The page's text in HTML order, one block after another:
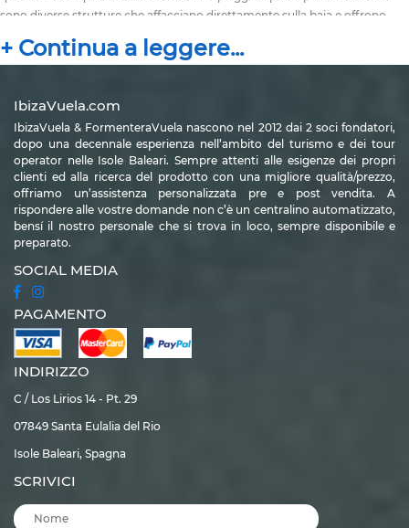
sono diverse strutture che affacciano direttamente sulla baia e offrono
Ibizasenza spendere per forza cifre esagerate. Troviamo infatti anche
considerati di solito i più economici.
piccoli complessi diappartamenti Cala Llonga Ibiza. Si tratta diresidence e
aparthotel con servizi simili a quelli di un hotel, comereception e piscina
con solarium . In questo caso la vera differenza è la possibilità di avere a
disposizione un angolo cottura in camera.
Vacanze in familia, Cala Llonga
Ibiza è la soluzione ideale
Soprattutto grazie alla bella e grande spiaggia sabbiosa, un
Llonga Ibiza
potranno divertirsi giocando liberamente, oltre a potersi concedere
di avere un parco giochi sulla sabbia
affittare canoe, pedalò e surf paddle
organizzare brevi escursioni lungo la baia e regalare ai bambini una
giornata avventurosa. Inoltre, durante l’estate, capita spesso di trovare
Ibiza con mini-club e animazione
Questo rendela vacanza dei bambini più divertente
piscina , con zone riservate ai più piccoli.
IbizaVuela.com
IbizaVuela & FormenteraVuela nascono nel 2012 dai 2 soci fondatori,
dopo una decennale esperienza nell’ambito del turismo e dei tour
operator nelle Isole Baleari. Sempre attenti alle esigenze dei propri
clienti ed alla ricerca del prodotto con una migliore qualità/prezzo,
offriamo un’assistenza personalizzata pre e post vendita. A
rispondere alle vostre domande non c’è un centralino automatizzato,
bensí il nostro personale che si trova in loco, sempre disponibile e
preparato.
SOCIAL MEDIA
PAGAMENTO
INDIRIZZO
C / Los Lirios 14 - Pt. 29
07849 Santa Eulalia del Rio
Isole Baleari, Spagna
SCRIVICI